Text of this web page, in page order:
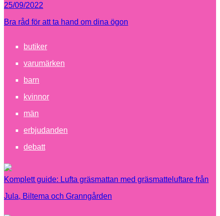
25/09/2022
Bra råd för att ta hand om dina ögon
butiker
varumärken
barn
kvinnor
män
erbjudanden
debatt
Komplett guide: Lufta gräsmattan med gräsmatteluftare från
Jula, Biltema och Granngården